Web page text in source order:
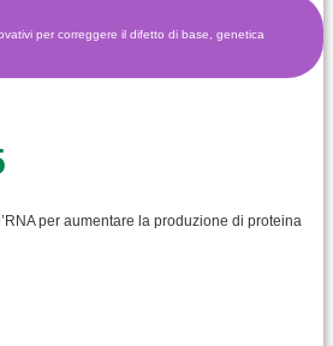
per correggere il difetto di base, genetica
per aumentare la produzione di proteina